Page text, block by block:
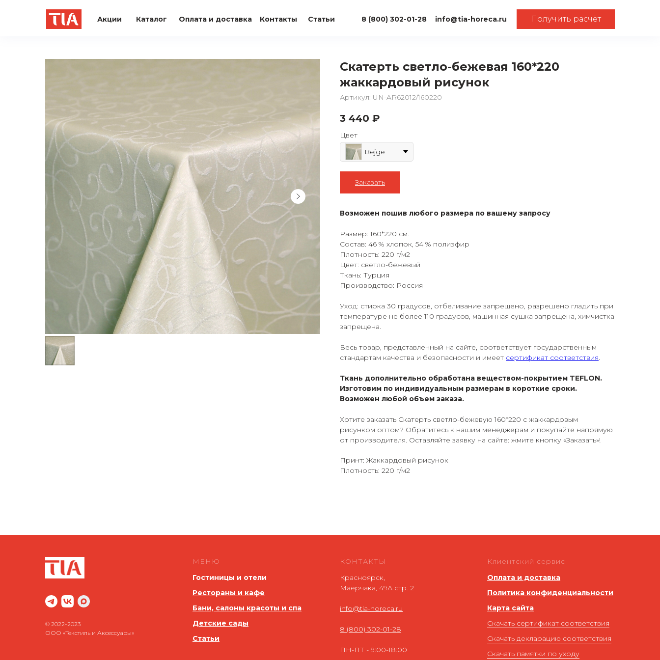
8 (800) 302-01-28
Каталог
Акции Контакты info@tia-horeca.ru Получить расчёт
Статьи
Оплата и доставка
Скатерть светло-бежевая 160*220
жаккардовый рисунок
Артикул: UN-AR62012/160220
3 440 ₽
Цвет
Bejge
Заказать
Возможен пошив любого размера по вашему запросу
Размер: 160*220 см.
Состав: 46 % хлопок, 54 % полиэфир
Плотность: 220 г/м2
Цвет: светло-бежевый
Ткань: Турция
Производство: Россия
Уход: стирка 30 градусов, отбеливание запрещено, разрешено гладить при
температуре не более 110 градусов, машинная сушка запрещена, химчистка
запрещена.
Весь товар, представленный на сайте, соответствует государственным
стандартам качества и безопасности и имеет сертификат соответствия.
Ткань дополнительно обработана веществом-покрытием TEFLON.
Изготовим по индивидуальным размерам в короткие сроки.
Возможен любой объем заказа.
Хотите заказать Скатерть светло-бежевую 160*220 с жаккардовым
рисунком оптом? Обратитесь к нашим менеджерам и покупайте напрямую
от производителя. Оставляйте заявку на сайте: жмите кнопку «Заказать»!
Принт: Жаккардовый рисунок
Плотность: 220 г/м2
© 2022-2023
ООО «Текстиль и Аксессуары»
МЕНЮ
Гостиницы и отели
Рестораны и кафе
Бани, салоны красоты и спа
Детские сады
Статьи
КОНТАКТЫ
Красноярск,
Маерчака, 49А стр. 2
info@tia-horeca.ru
8 (800) 302-01-28
ПН-ПТ - 9:00-18:00
Клиентский сервис
Оплата и доставка
Политика конфиденциальности
Карта сайта
Скачать сертификат соответствия
Скачать декларацию соответствия
Скачать памятки по уходу